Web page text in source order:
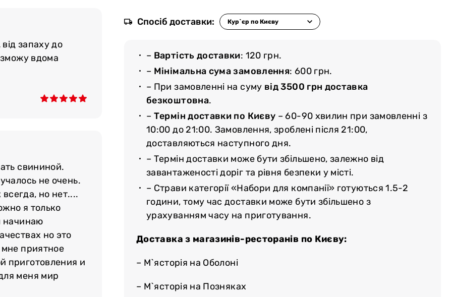
Спосіб доставки:
– Вартість доставки: 120 грн.
– Мінімальна сума замовлення: 600 грн.
– При замовленні на суму від 3500 грн доставка
безкоштовна.
– Термін доставки по Києву – 60-90 хвилин при замовленні з
10:00 до 21:00. Замовлення, зроблені після 21:00,
доставляються наступного дня.
– Термін доставки може бути збільшено, залежно від
завантаженості доріг та рівня безпеки у місті.
– Страви категорії «Набори для компанії» готуються 1.5-2
години, тому час доставки може бути збільшено з
урахуванням часу на приготування.
Доставка з магазинів-ресторанів по Києву:
– М`ясторія на Оболоні
– М`ясторія на Позняках
для вас час;
у спеціальній
попередньо
від сертифікованих
Києву та Україні у
зручним способом:
Також ви завжди
запаху до
вдома
свининой.
не очень.
но нет....
я только
начинаю
но это
приятное
приготовления и
меня мир